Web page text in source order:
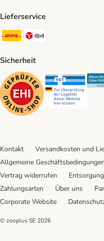
Lieferservice
DHL Shipping Method
Sicherheit
Security
Kontakt Versandkosten und
Allgemeine Geschäftsbedingungen
Vertrag widerrufen
Zahlungsarten
Über uns
Corporate Website
© zooplus SE 2026